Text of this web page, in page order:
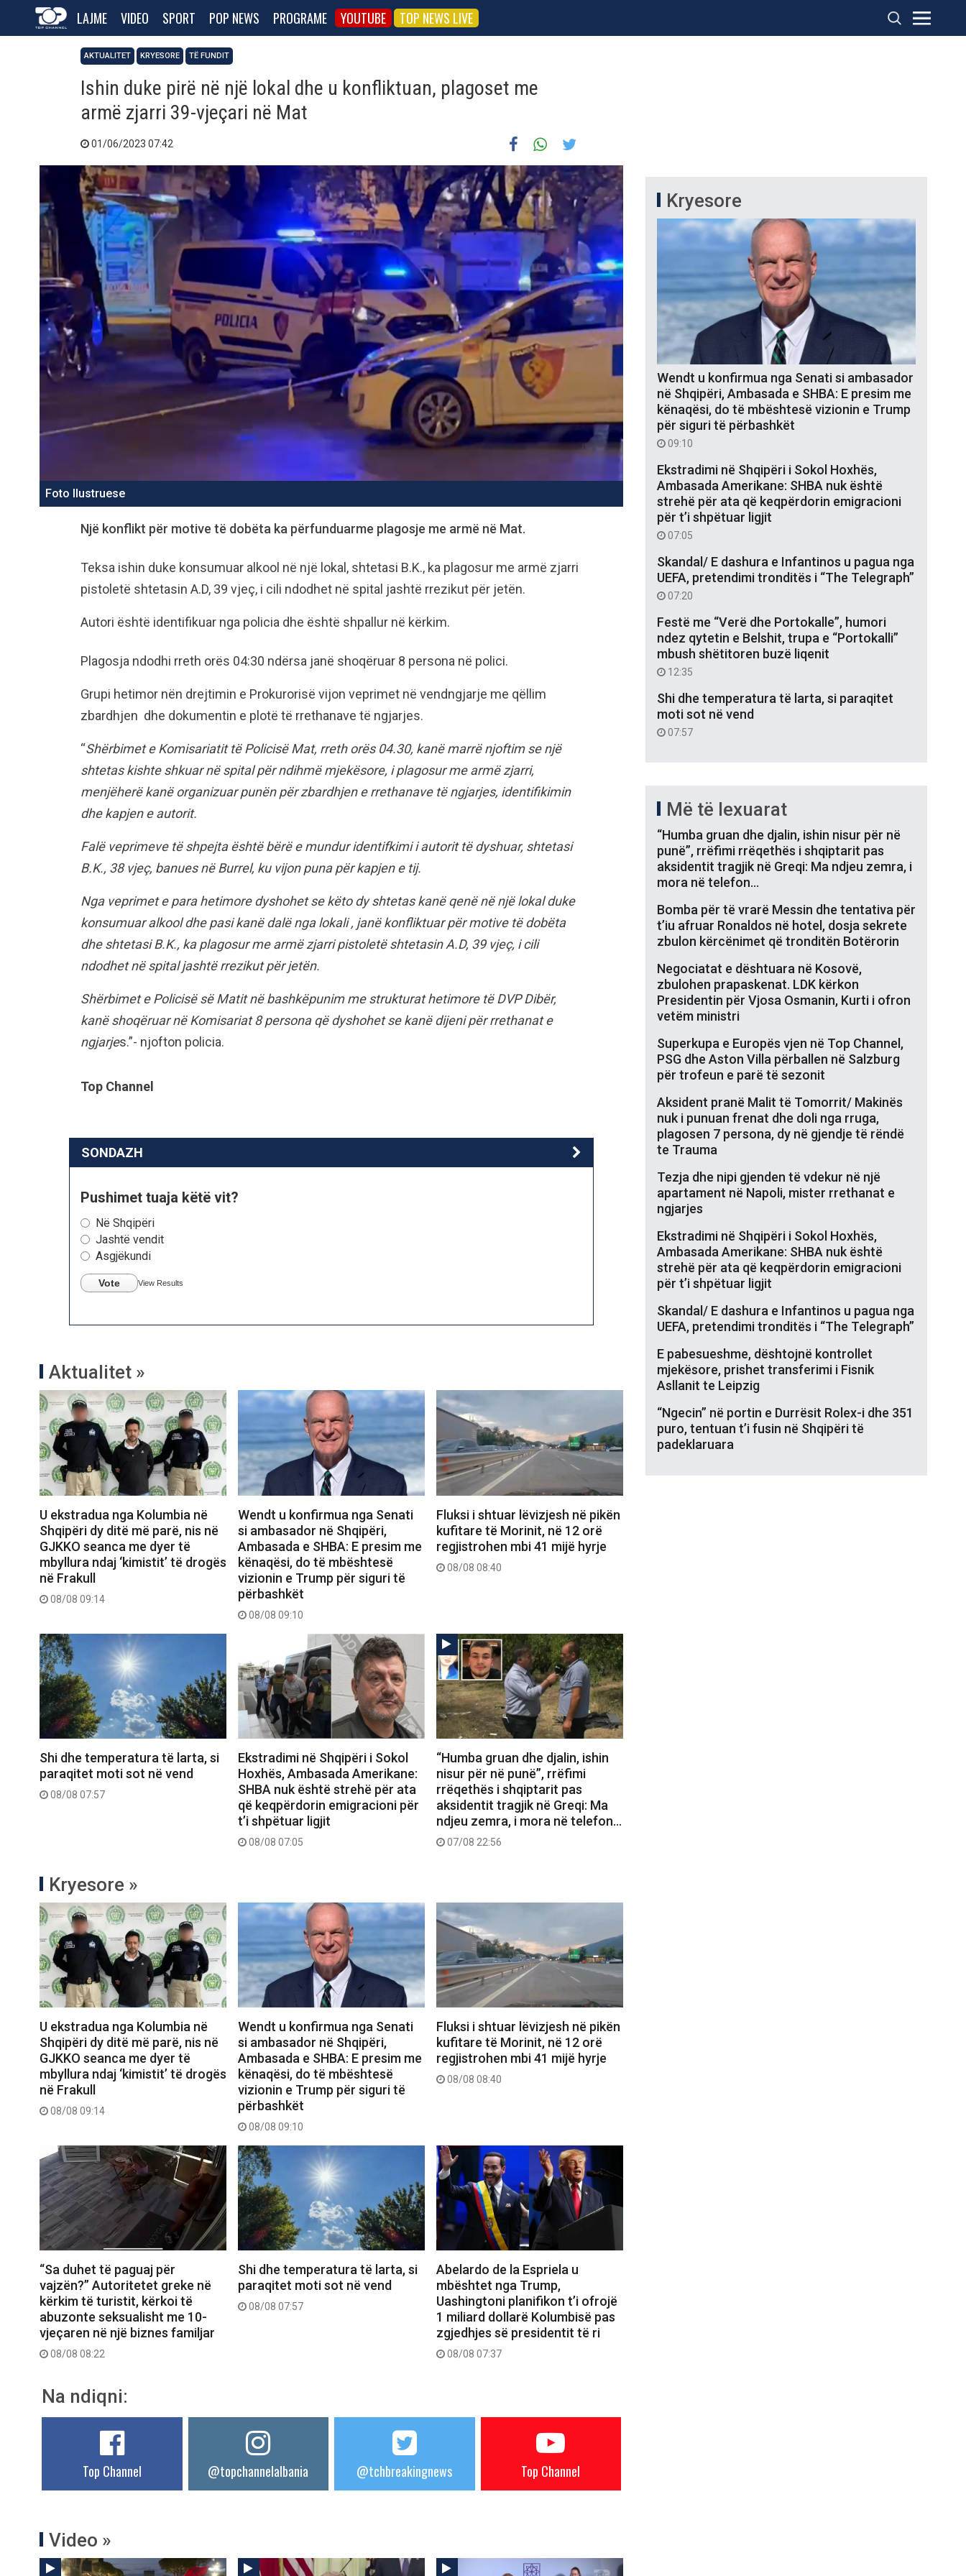
LAJME VIDEO SPORT POP NEWS PROGRAME YOUTUBE TOP NEWS LIVE
AKTUALITET KRYESORE TË FUNDIT
Ishin duke pirë në një lokal dhe u konfliktuan, plagoset me
armë zjarri 39-vjeçari në Mat
01/06/2023 07:42
Foto Ilustruese
Një konflikt për motive të dobëta ka përfunduarme plagosje me armë në Mat.
Teksa ishin duke konsumuar alkool në një lokal, shtetasi B.K., ka plagosur me armë zjarri
pistoletë shtetasin A.D, 39 vjeç, i cili ndodhet në spital jashtë rrezikut për jetën.
Autori është identifikuar nga policia dhe është shpallur në kërkim.
Plagosja ndodhi rreth orës 04:30 ndërsa janë shoqëruar 8 persona në polici.
Grupi hetimor nën drejtimin e Prokurorisë vijon veprimet në vendngjarje me qëllim
zbardhjen dhe dokumentin e plotë të rrethanave të ngjarjes.
“Shërbimet e Komisariatit të Policisë Mat, rreth orës 04.30, kanë marrë njoftim se një
shtetas kishte shkuar në spital për ndihmë mjekësore, i plagosur me armë zjarri,
menjëherë kanë organizuar punën për zbardhjen e rrethanave të ngjarjes, identifikimin
dhe kapjen e autorit.
Falë veprimeve të shpejta është bërë e mundur identifkimi i autorit të dyshuar, shtetasi
B.K., 38 vjeç, banues në Burrel, ku vijon puna për kapjen e tij.
Nga veprimet e para hetimore dyshohet se këto dy shtetas kanë qenë në një lokal duke
konsumuar alkool dhe pasi kanë dalë nga lokali , janë konfliktuar për motive të dobëta
dhe shtetasi B.K., ka plagosur me armë zjarri pistoletë shtetasin A.D, 39 vjeç, i cili
ndodhet në spital jashtë rrezikut për jetën.
Shërbimet e Policisë së Matit në bashkëpunim me strukturat hetimore të DVP Dibër,
kanë shoqëruar në Komisariat 8 persona që dyshohet se kanë dijeni për rrethanat e
ngjarjes.”- njofton policia.
Top Channel
SONDAZH
Pushimet tuaja këtë vit?
Në Shqipëri
Jashtë vendit
Asgjëkundi
Vote View Results
Aktualitet »
U ekstradua nga Kolumbia në
Shqipëri dy ditë më parë, nis në
GJKKO seanca me dyer të
mbyllura ndaj ‘kimistit’ të drogës
në Frakull
08/08 09:14
Wendt u konfirmua nga Senati
si ambasador në Shqipëri,
Ambasada e SHBA: E presim me
kënaqësi, do të mbështesë
vizionin e Trump për siguri të
përbashkët
08/08 09:10
Fluksi i shtuar lëvizjesh në pikën
kufitare të Morinit, në 12 orë
regjistrohen mbi 41 mijë hyrje
08/08 08:40
Shi dhe temperatura të larta, si
paraqitet moti sot në vend
08/08 07:57
Ekstradimi në Shqipëri i Sokol
Hoxhës, Ambasada Amerikane:
SHBA nuk është strehë për ata
që keqpërdorin emigracioni për
t’i shpëtuar ligjit
08/08 07:05
“Humba gruan dhe djalin, ishin
nisur për në punë”, rrëfimi
rrëqethës i shqiptarit pas
aksidentit tragjik në Greqi: Ma
ndjeu zemra, i mora në telefon…
07/08 22:56
Kryesore »
U ekstradua nga Kolumbia në
Shqipëri dy ditë më parë, nis në
GJKKO seanca me dyer të
mbyllura ndaj ‘kimistit’ të drogës
në Frakull
08/08 09:14
Wendt u konfirmua nga Senati
si ambasador në Shqipëri,
Ambasada e SHBA: E presim me
kënaqësi, do të mbështesë
vizionin e Trump për siguri të
përbashkët
08/08 09:10
Fluksi i shtuar lëvizjesh në pikën
kufitare të Morinit, në 12 orë
regjistrohen mbi 41 mijë hyrje
08/08 08:40
“Sa duhet të paguaj për
vajzën?” Autoritetet greke në
kërkim të turistit, kërkoi të
abuzonte seksualisht me 10-
vjeçaren në një biznes familjar
08/08 08:22
Shi dhe temperatura të larta, si
paraqitet moti sot në vend
08/08 07:57
Abelardo de la Espriela u
mbështet nga Trump,
Uashingtoni planifikon t’i ofrojë
1 miliard dollarë Kolumbisë pas
zgjedhjes së presidentit të ri
08/08 07:37
Na ndiqni:
Top Channel @topchannelalbania @tchbreakingnews Top Channel
Video »
Kryesore
Wendt u konfirmua nga Senati si ambasador
në Shqipëri, Ambasada e SHBA: E presim me
kënaqësi, do të mbështesë vizionin e Trump
për siguri të përbashkët
09:10
Ekstradimi në Shqipëri i Sokol Hoxhës,
Ambasada Amerikane: SHBA nuk është
strehë për ata që keqpërdorin emigracioni
për t’i shpëtuar ligjit
07:05
Skandal/ E dashura e Infantinos u pagua nga
UEFA, pretendimi tronditës i “The Telegraph”
07:20
Festë me “Verë dhe Portokalle”, humori
ndez qytetin e Belshit, trupa e “Portokalli”
mbush shëtitoren buzë liqenit
12:35
Shi dhe temperatura të larta, si paraqitet
moti sot në vend
07:57
Më të lexuarat
“Humba gruan dhe djalin, ishin nisur për në
punë”, rrëfimi rrëqethës i shqiptarit pas
aksidentit tragjik në Greqi: Ma ndjeu zemra, i
mora në telefon…
Bomba për të vrarë Messin dhe tentativa për
t’iu afruar Ronaldos në hotel, dosja sekrete
zbulon kërcënimet që tronditën Botërorin
Negociatat e dështuara në Kosovë,
zbulohen prapaskenat. LDK kërkon
Presidentin për Vjosa Osmanin, Kurti i ofron
vetëm ministri
Superkupa e Europës vjen në Top Channel,
PSG dhe Aston Villa përballen në Salzburg
për trofeun e parë të sezonit
Aksident pranë Malit të Tomorrit/ Makinës
nuk i punuan frenat dhe doli nga rruga,
plagosen 7 persona, dy në gjendje të rëndë
te Trauma
Tezja dhe nipi gjenden të vdekur në një
apartament në Napoli, mister rrethanat e
ngjarjes
Ekstradimi në Shqipëri i Sokol Hoxhës,
Ambasada Amerikane: SHBA nuk është
strehë për ata që keqpërdorin emigracioni
për t’i shpëtuar ligjit
Skandal/ E dashura e Infantinos u pagua nga
UEFA, pretendimi tronditës i “The Telegraph”
E pabesueshme, dështojnë kontrollet
mjekësore, prishet transferimi i Fisnik
Asllanit te Leipzig
“Ngecin” në portin e Durrësit Rolex-i dhe 351
puro, tentuan t’i fusin në Shqipëri të
padeklaruara